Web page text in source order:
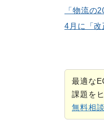
「物流の
4月に「改
最適な
課題を
無料相